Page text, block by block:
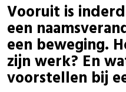
Vooruit is
een
een beweging.
zijn werk? En
voorstellen bij